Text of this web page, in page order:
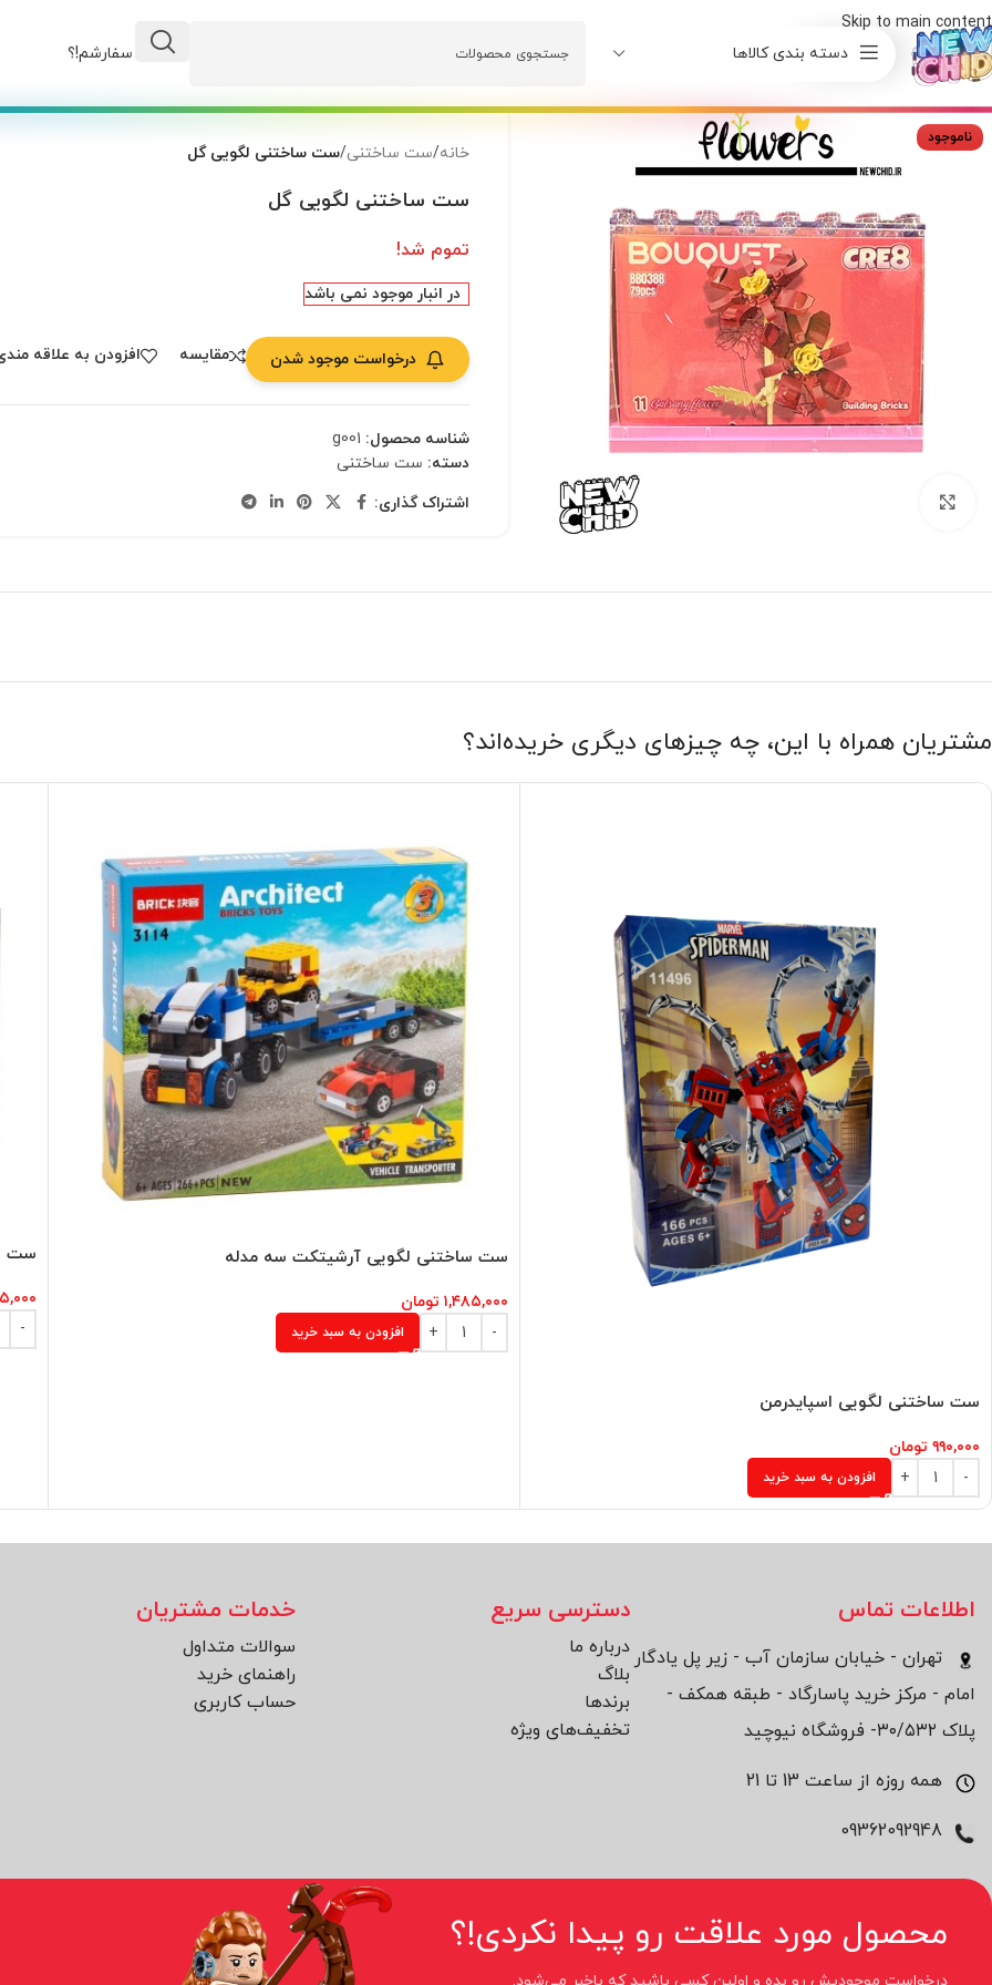
Skip to main content
دسته بندی کالاها
وضعیت سفارشم!؟
ناموجود
خانه/ست ساختنی/ست ساختنی لگویی گل
ست ساختنی لگویی گل
تموم شد!
در انبار موجود نمی باشد
درخواست موجود شدن مقایسه افزودن به علاقه
شناسه محصول: g001
دسته: ست ساختنی
اشتراک گذاری:
مشتریان همراه با این، چه چیزهای دیگری خریده‌اند؟
ست ساختنی لگویی اسپایدرمن
۹۹۰,۰۰۰ تومان
افزودن به سبد خرید
ست ساختنی لگویی آرشیتکت سه مدله
۱,۴۸۵,۰۰۰ تومان
افزودن به سبد خرید
ست
اطلاعات تماس
تهران - خیابان سازمان آب - زیر پل یادگار
امام - مرکز خرید پاسارگاد - طبقه همکف -
پلاک ۳۰/۵۳۲- فروشگاه نیوچید
همه روزه از ساعت 13 تا 21
دسترسی سریع
درباره ما
بلاگ
برند‌ها
تخفیف‌های ویژه
خدمات مشتریان
سوالات متداول
راهنمای خرید
حساب کاربری
محصول مورد علاقت رو پیدا نکردی!؟